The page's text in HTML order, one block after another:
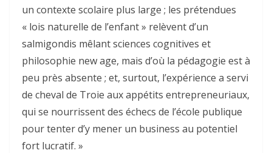
un contexte scolaire plus large ; les prétendues
« lois naturelle de l’enfant » relèvent d’un
salmigondis mêlant sciences cognitives et
philosophie new age, mais d’où la pédagogie est à
peu près absente ; et, surtout, l’expérience a servi
de cheval de Troie aux appétits entrepreneuriaux,
qui se nourrissent des échecs de l’école publique
pour tenter d’y mener un business au potentiel
fort lucra­tif. »